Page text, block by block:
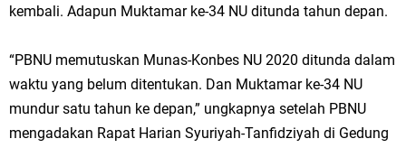
kembali. Adapun Muktamar ke-34 NU ditunda tahun depan.
“PBNU memutuskan Munas-Konbes NU 2020 ditunda dalam
waktu yang belum ditentukan. Dan Muktamar ke-34 NU
mundur satu tahun ke depan,” ungkapnya setelah PBNU
mengadakan Rapat Harian Syuriyah-Tanfidziyah di Gedung